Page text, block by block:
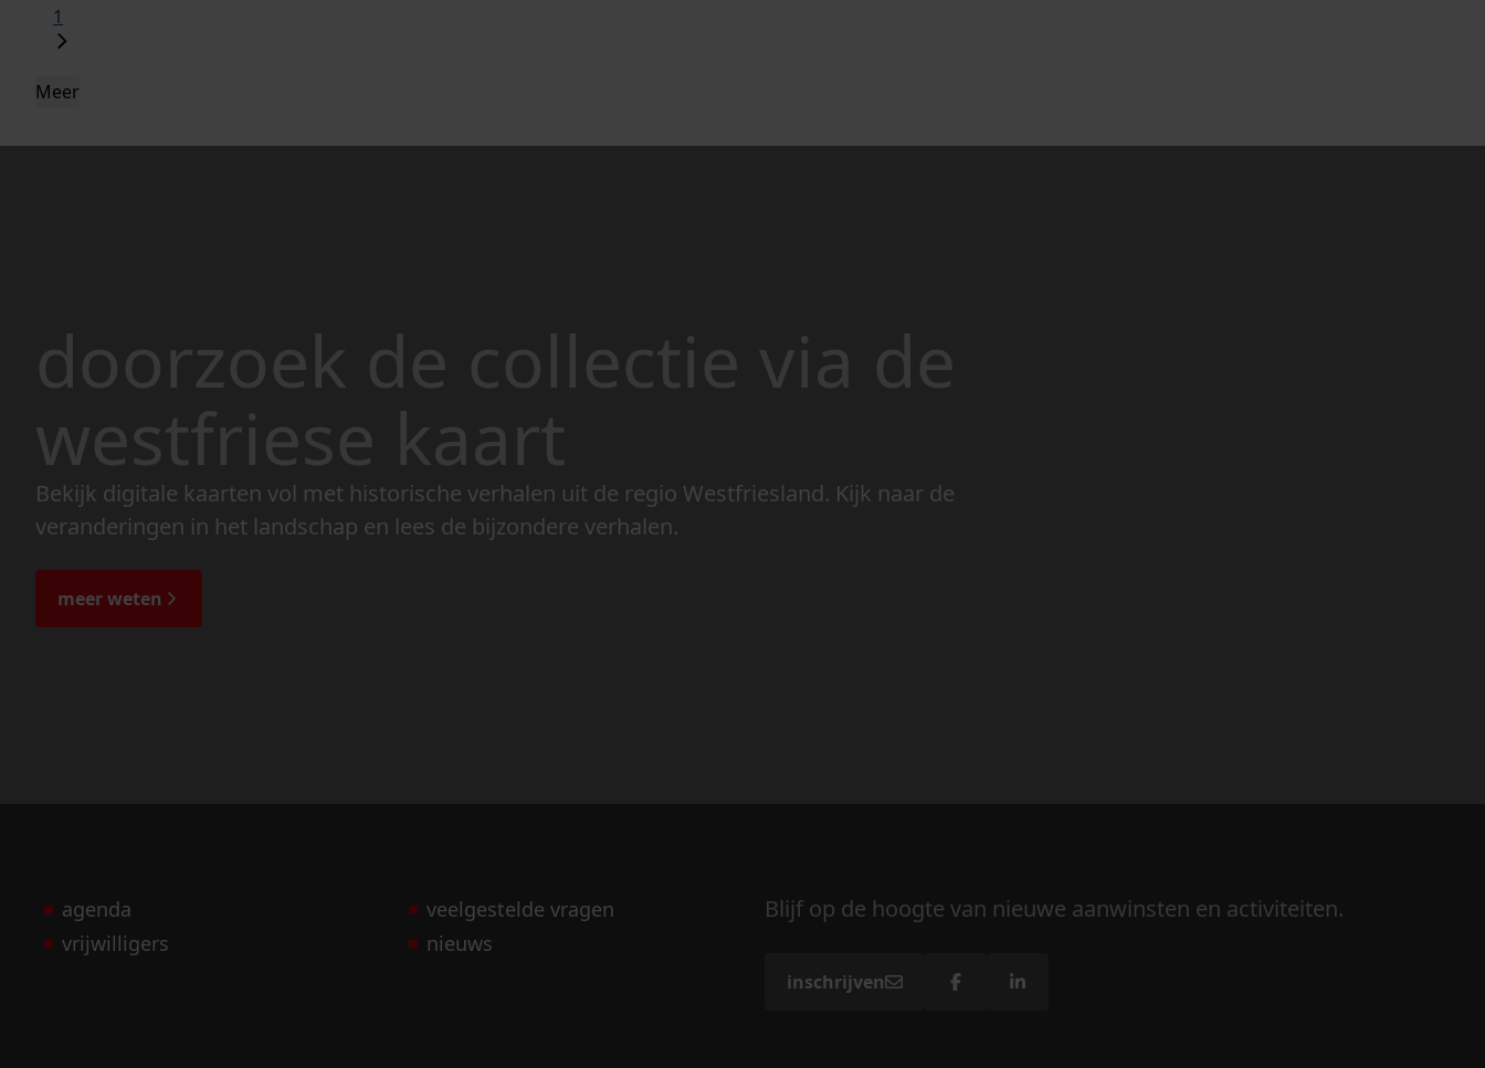
1
Meer
doorzoek de collectie via de
westfriese kaart
Bekijk digitale kaarten vol met historische verhalen uit de regio Westfriesland. Kijk naar de
veranderingen in het landschap en lees de bijzondere verhalen.
meer weten
agenda
vrijwilligers
veelgestelde vragen
nieuws
Blijf op de hoogte van nieuwe aanwinsten en activiteiten.
inschrijven